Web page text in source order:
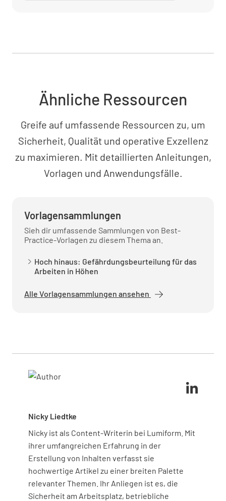
Sicherheitsgurt
NICHT ERFORDERLICH
TRAGBARE LEITERN STEHLEITER
Letzte Prüfung der Arbeitsmittel
WÄHLE DATUM UND UHRZEIT AUS
Ähnliche Ressourcen
Greife auf umfassende Ressourcen zu, um
Sicherheit, Qualität und operative Exzellenz
zu maximieren. Mit detaillierten Anleitungen,
Vorlagen und Anwendungsfälle.
Vorlagensammlungen
Sieh dir umfassende Sammlungen von Best-
Practice-Vorlagen zu diesem Thema an.
Hoch hinaus: Gefährdungsbeurteilung für das
Arbeiten in Höhen
Alle Vorlagensammlungen ansehen
Nicky Liedtke
Nicky ist als Content-Writerin bei Lumiform. Mit
ihrer umfangreichen Erfahrung in der
Erstellung von Inhalten verfasst sie
hochwertige Artikel zu einer breiten Palette
relevanter Themen. Ihr Anliegen ist es, die
Sicherheit am Arbeitsplatz, betriebliche